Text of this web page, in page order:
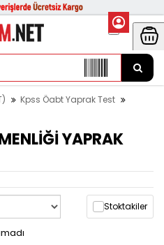
Kpss Öabt Yaprak Test
YAPRAK
Stoktakiler